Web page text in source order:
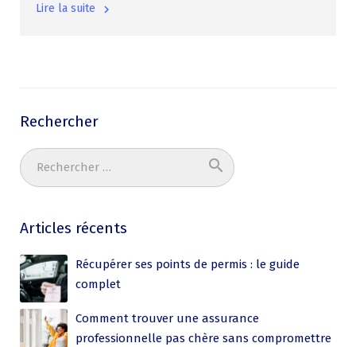
Lire la suite
Rechercher
search
Ok
Articles récents
Récupérer ses points de permis : le guide
complet
Comment trouver une assurance
professionnelle pas chère sans compromettre